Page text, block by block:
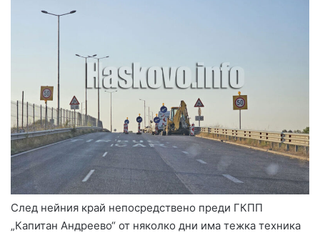
След нейния край непосредствено преди ГКПП
„Капитан Андреево“ от няколко дни има тежка техника